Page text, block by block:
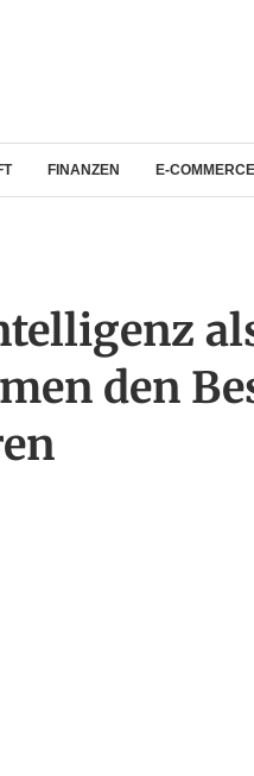
FINANZEN E-COMMERCE
den